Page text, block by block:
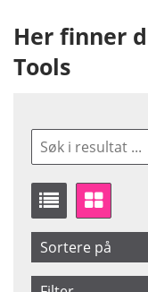
Her finner
Tools
Sortere på